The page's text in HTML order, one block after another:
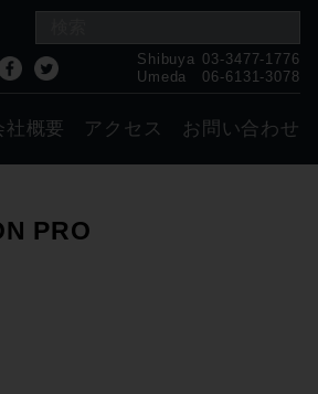
Shibuya 03-3477-1776
Umeda
06-6131-3078
社概要 アクセス お問い合わせ
PRO